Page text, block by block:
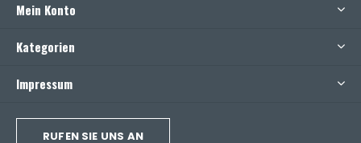
Mein Konto
Kategorien
Impressum
RUFEN SIE UNS AN